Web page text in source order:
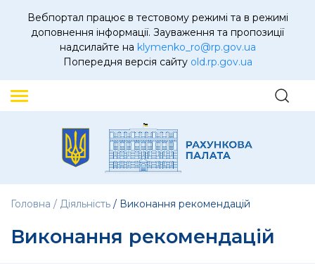
Вебпортал працює в тестовому режимі та в режимі
доповнення інформації. Зауваження та пропозиції
надсилайте на klymenko_ro@rp.gov.ua
Попередня версія сайту old.rp.gov.ua
Головна Діяльність Виконання рекомендацій
Виконання рекомендацій